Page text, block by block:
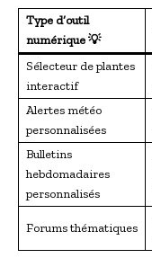
Type d’outil
numérique 💡
Sélecteur de plantes
interactif
Alertes météo
personnalisées
Bulletins
hebdomadaires
personnalisés
Forums thématiques